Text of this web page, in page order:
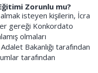
Zorunlu mu?
isteyen kişilerin, İcra
gereği Konkordato
olmaları
Bakanlığı tarafından
tarafından